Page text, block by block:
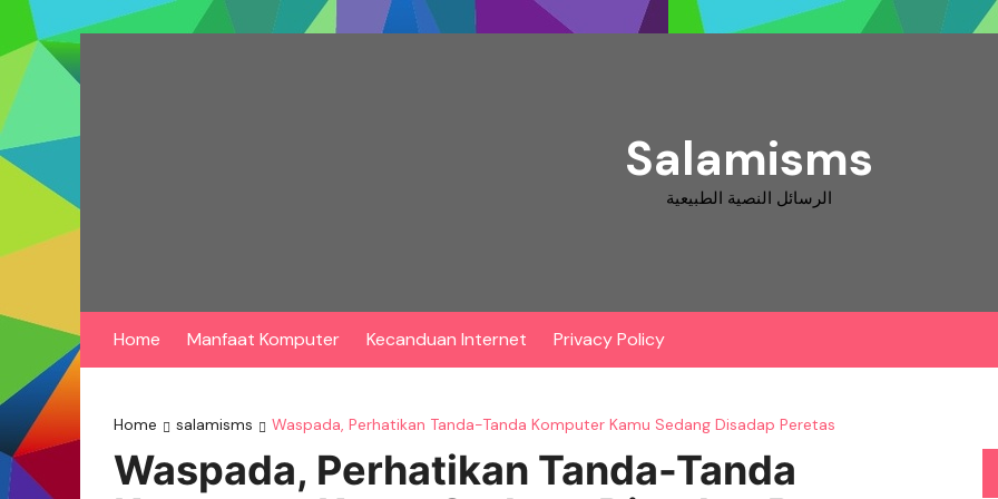
Skip
to
Salamisms
الرسائل النصية الطبيعية
Home Manfaat Komputer Kecanduan Internet Privacy Policy
Home salamisms Waspada, Perhatikan Tanda-Tanda Komputer Kamu Sedang Disadap Peretas
Waspada, Perhatikan Tanda-Tanda